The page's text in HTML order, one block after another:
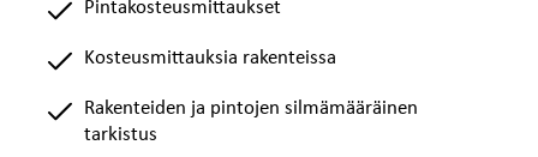
Pintakosteusmittaukset
Kosteusmittauksia rakenteissa
Rakenteiden ja pintojen silmämääräinen
tarkistus